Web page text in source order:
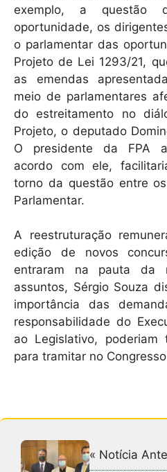
exemplo, a questão
oportunidade, os
o parlamentar das
Projeto de Lei 1293/21,
as emendas
meio de parlamentares
do estreitamento no
Projeto, o deputado
O presidente da FPA
acordo com ele,
torno da questão entre
Parlamentar.
A reestruturação
edição de novos
entraram na pauta da
assuntos, Sérgio Souza
importância das
responsabilidade do
ao Legislativo,
para tramitar no
« Notícia